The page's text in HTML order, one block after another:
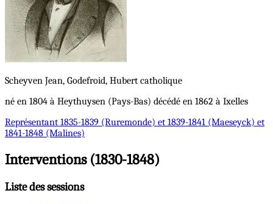
Scheyven Jean, Godefroid, Hubert catholique
né en 1804 à Heythuysen (Pays-Bas) décédé en 1862 à Ixelles
Représentant 1835-1839 (Ruremonde) et 1839-1841 (Maeseyck) et
1841-1848 (Malines)
Interventions (1830-1848)
Liste des sessions